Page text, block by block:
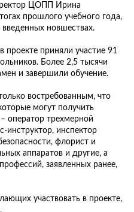
ЦОПП Ирина
прошлого учебного года,
введенных новшествах.
проекте приняли участие 91
Более 2,5 тысячи
и завершили обучение.
востребованным, что
могут получить
оператор трехмерной
инструктор, инспектор
флорист и
аппаратов и другие, а
заявленных ранее,
участвовать в проекте,